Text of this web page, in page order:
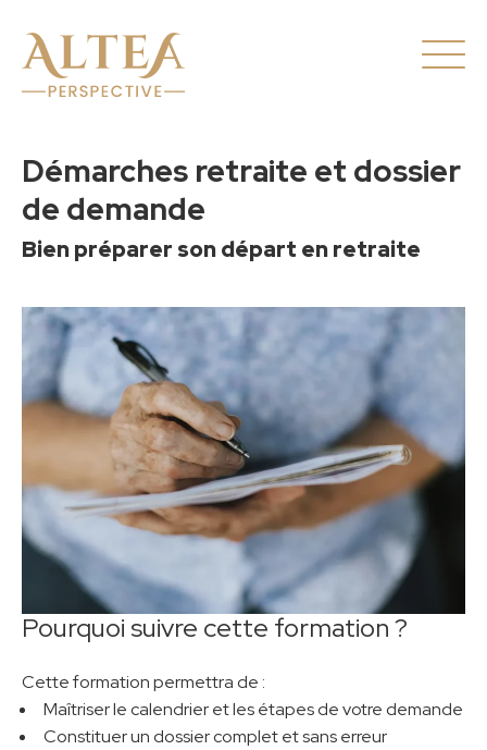
Démarches retraite et dossier
de demande
Bien préparer son départ en retraite
Pourquoi suivre cette formation ?
Cette formation permettra de :
Maîtriser le calendrier et les étapes de votre demande
Constituer un dossier complet et sans erreur